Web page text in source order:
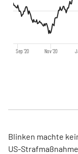
Sep '20 Nov '20
Blinken machte
US-